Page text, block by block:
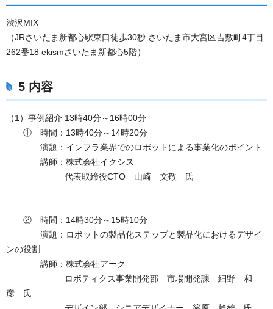
渋沢MIX
（JRさいたま新都心駅東口徒歩30秒 さいたま市大宮区吉敷町4丁目
262番18 ekismさいたま新都心5階）
5 内容
（1）事例紹介 13時40分～16時00分
① 時間：13時40分～14時20分
演題：インフラ業界でのロボットによる事業化のポイント
講師：株式会社イクシス
代表取締役CTO 山崎 文敬 氏
② 時間：14時30分～15時10分
演題：ロボットの製品化ステップと製品化におけるデザイ
ンの役割
講師：株式会社アーク
ロボティクス事業開発部 市場開発課 細野 和
彦 氏